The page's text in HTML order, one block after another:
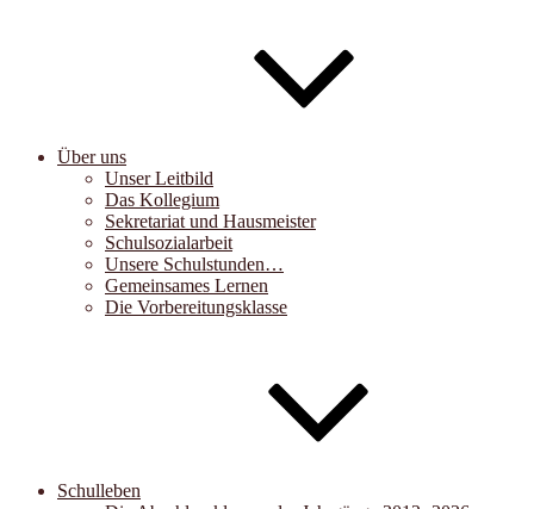
Über uns
Unser Leitbild
Das Kollegium
Sekretariat und Hausmeister
Schulsozialarbeit
Unsere Schulstunden…
Gemeinsames Lernen
Die Vorbereitungsklasse
Schulleben